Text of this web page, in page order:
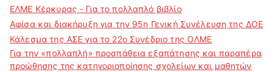
ΕΛΜΕ Κέρκυρας - Για το πολλαπλό βιβλίο
Αφίσα και διακήρυξη για την 95η Γενική Συνέλευση της ΔΟΕ
Κάλεσμα της ΑΣΕ για το 22ο Συνέδριο της ΟΛΜΕ
Για την «πολλαπλή» προσπάθεια εξαπάτησης και παραπέρα
προώθησης της κατηγοριοποίησης σχολείων και μαθητών